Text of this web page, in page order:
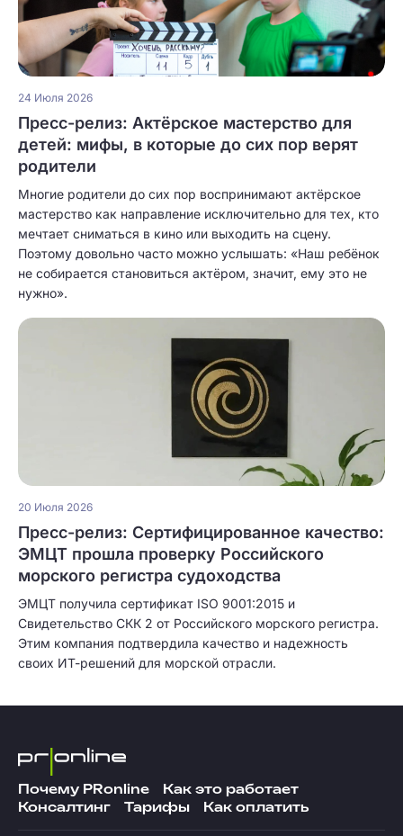
24 Июля 2026
Пресс-релиз: Актёрское мастерство для
детей: мифы, в которые до сих пор верят
родители
Многие родители до сих пор воспринимают актёрское
мастерство как направление исключительно для тех, кто
мечтает сниматься в кино или выходить на сцену.
Поэтому довольно часто можно услышать: «Наш ребёнок
не собирается становиться актёром, значит, ему это не
нужно».
20 Июля 2026
Пресс-релиз: Сертифицированное качество:
ЭМЦТ прошла проверку Российского
морского регистра судоходства
ЭМЦТ получила сертификат ISO 9001:2015 и
Свидетельство СКК 2 от Российского морского регистра.
Этим компания подтвердила качество и надежность
своих ИТ-решений для морской отрасли.
Почему PRonline
Как это работает
Консалтинг
Тарифы Как оплатить